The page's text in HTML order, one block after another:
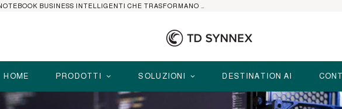
HOME PRODOTTI SOLUZIONI DESTINATION AI